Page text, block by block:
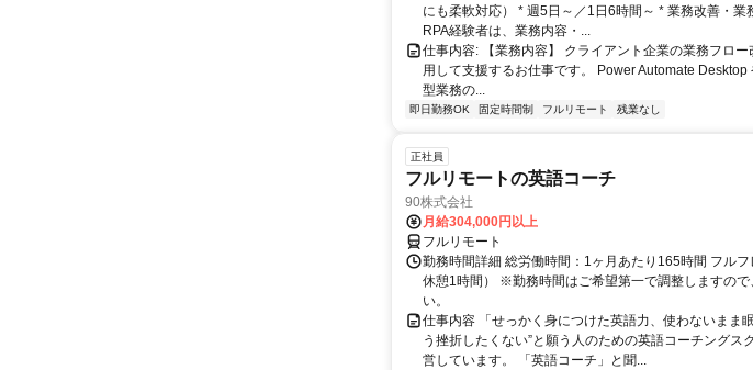
にも柔軟対応） * 週5日～／1日6時間～ * 業務改善・業
RPA経験者は、業務内容・...
仕事内容: 【業務内容】 クライアント企業の業務フロ
用して支援するお仕事です。 Power Automate Desktop
型業務の...
即日勤務OK 固定時間制 フルリモート 残業なし
正社員
フルリモートの英語コーチ
90株式会社
月給304,000円以上
フルリモート
勤務時間詳細 総労働時間：1ヶ月あたり165時間 フルフ
休憩1時間） ※勤務時間はご希望第一で調整しますので
い。
仕事内容 「せっかく身につけた英語力、使わないまま
う挫折したくない”と願う人のための英語コーチングス
営しています。 「英語コーチ」と聞...